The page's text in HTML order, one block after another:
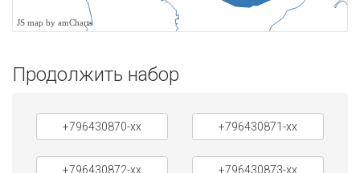
JS map by amCharts
Продолжить набор
+796430870-xx +796430871-xx
+796430872-xx +796430873-xx